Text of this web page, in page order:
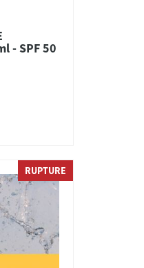
- SPF 50
RUPTURE